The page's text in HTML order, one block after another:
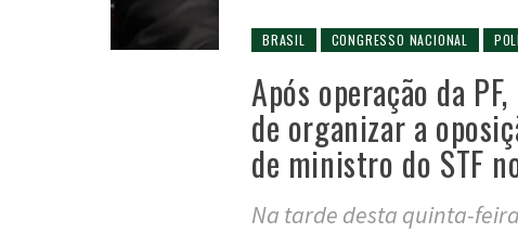
BRASIL CONGRESSO NACIONAL
Após operação da
de organizar a
de ministro do STF
Na tarde desta quinta-